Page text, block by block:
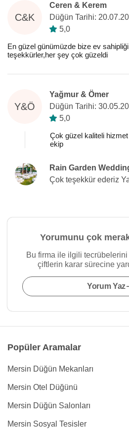
C&K
Ceren & Kerem
Düğün Tarihi:
5,0
En güzel günümüzde bize ev
teşekkürler,her şey çok güzeldi
Y&Ö
Yağmur & Ömer
Düğün Tarihi:
5,0
Çok güzel kaliteli
ekip
Rain Garden
Çok teşekkür ederiz
Yorumunu çok
Bu firma ile ilgili
çiftlerin karar sürecine
Yorum Yaz
Popüler Aramalar
Mersin Düğün Mekanları
Mersin Otel Düğünü
Mersin Düğün Salonları
Mersin Sosyal Tesisler